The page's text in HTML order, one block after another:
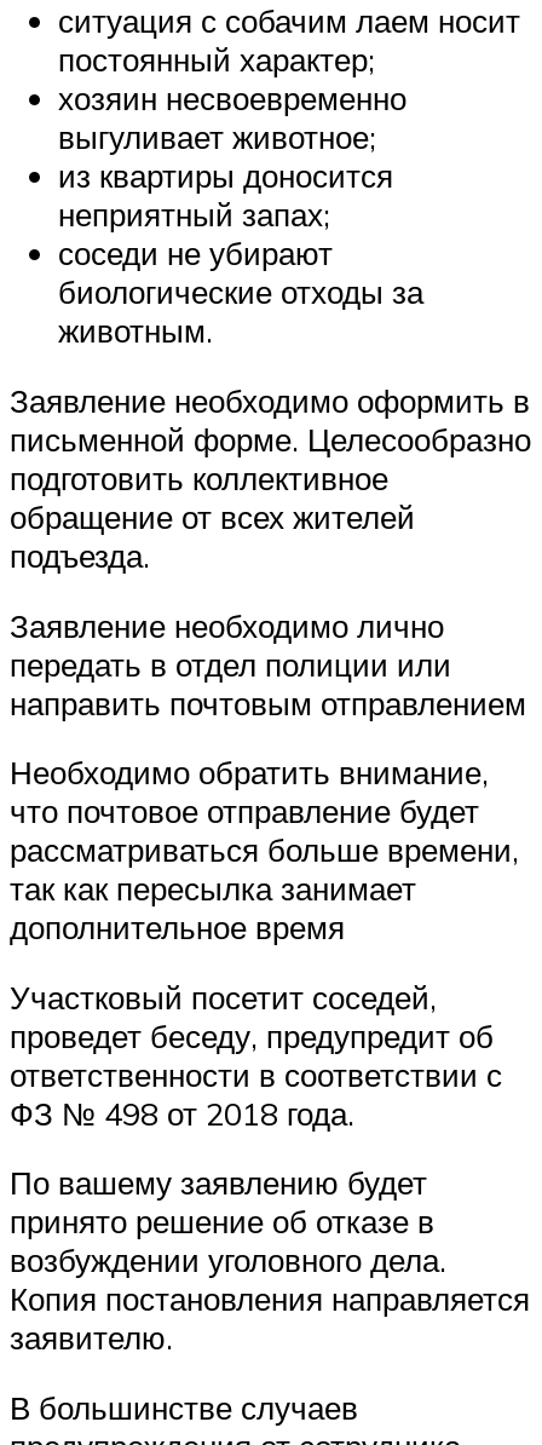
ситуация с собачим лаем носит
постоянный характер;
хозяин несвоевременно
выгуливает животное;
из квартиры доносится
неприятный запах;
соседи не убирают
биологические отходы за
животным.
Заявление необходимо оформить в
письменной форме. Целесообразно
подготовить коллективное
обращение от всех жителей
подъезда.
Заявление необходимо лично
передать в отдел полиции или
направить почтовым отправлением
Необходимо обратить внимание,
что почтовое отправление будет
рассматриваться больше времени,
так как пересылка занимает
дополнительное время
Участковый посетит соседей,
проведет беседу, предупредит об
ответственности в соответствии с
ФЗ № 498 от 2018 года.
По вашему заявлению будет
принято решение об отказе в
возбуждении уголовного дела.
Копия постановления направляется
заявителю.
В большинстве случаев